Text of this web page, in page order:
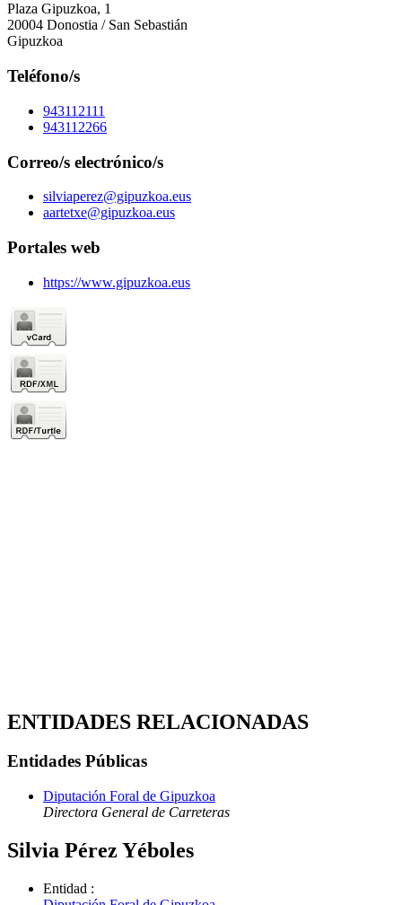
Plaza Gipuzkoa, 1
20004 Donostia / San Sebastián
Gipuzkoa
Teléfono/s
943112111
943112266
Correo/s electrónico/s
silviaperez@gipuzkoa.eus
aartetxe@gipuzkoa.eus
Portales web
https://www.gipuzkoa.eus
ENTIDADES RELACIONADAS
Entidades Públicas
Diputación Foral de Gipuzkoa
Directora General de Carreteras
Silvia Pérez Yéboles
Entidad :